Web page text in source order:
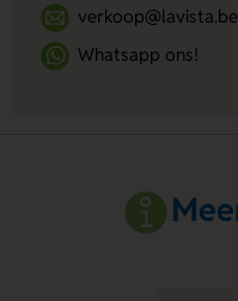
verkoop@lavista.be
Whatsapp ons!